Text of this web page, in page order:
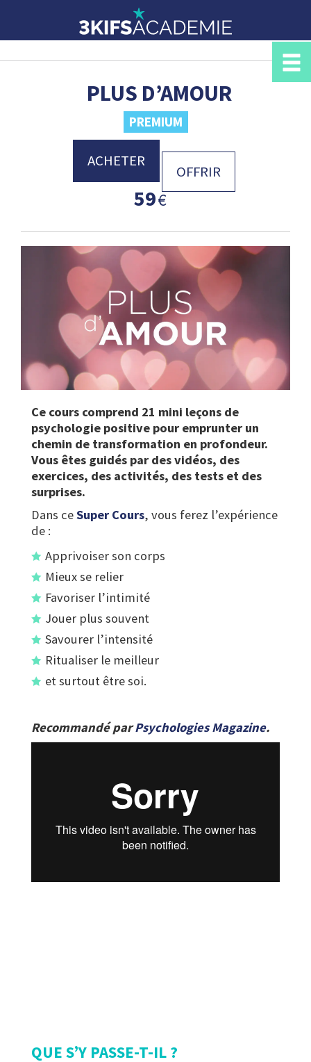
PLUS D’AMOUR
PREMIUM
ACHETER
OFFRIR
59€
Ce cours comprend 21 mini leçons de
psychologie positive pour emprunter un
chemin de transformation en profondeur.
Vous êtes guidés par des vidéos, des
exercices, des activités, des tests et des
surprises.
Dans ceSuper Cours, vous ferez l’expérience
de :
Apprivoiser son corps
Mieux se relier
Favoriser l’intimité
Jouer plus souvent
Savourer l’intensité
Ritualiser le meilleur
et surtout être soi.
Recommandé parPsychologies Magazine.
QUE S’Y PASSE-T-IL ?